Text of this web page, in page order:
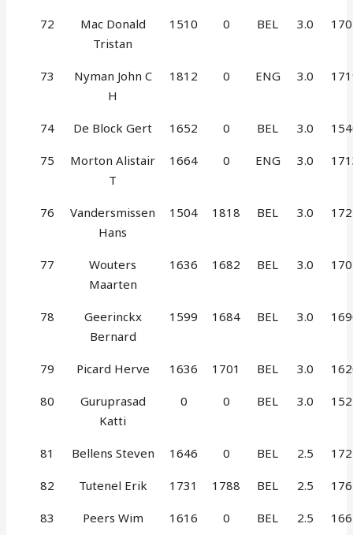
72
Mac Donald
Tristan
1510 0 BEL 3.0
73
Nyman John C
H
1812 0 ENG 3.0
74 De Block Gert 1652 0 BEL 3.0
75
Morton Alistair
T
1664 0 ENG 3.0
76
Vandersmissen
Hans
1504 1818 BEL 3.0
77
Wouters
Maarten
1636 1682 BEL 3.0
78
Geerinckx
Bernard
1599 1684 BEL 3.0
79 Picard Herve 1636 1701 BEL 3.0
80
Guruprasad
Katti
0 0 BEL 3.0
81 Bellens Steven 1646 0 BEL 2.5
82 Tutenel Erik 1731 1788 BEL 2.5
83 Peers Wim 1616 0 BEL 2.5